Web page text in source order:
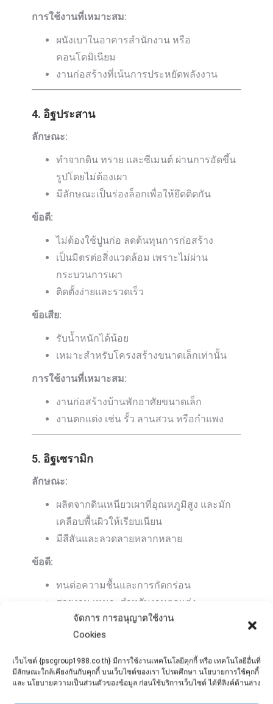
จัดการ การอนุญาตใช้งาน
Cookies
เว็บไซต์ {pscgroup1988.co.th} มีการใช้งานเทคโนโลยีคุกกี้ หรือ เทคโนโลยีอื่นที่
มีลักษณะใกล้เคียงกันกับคุกกี้ บนเว็บไซต์ของเรา โปรดศึกษา นโยบายการใช้คุกกี้
และ นโยบายความเป็นส่วนตัวของข้อมูล ก่อนใช้บริการเว็บไซต์ ได้ที่ลิงค์ด้านล่าง
การใช้งานที่เหมาะสม:
ผนังเบาในอาคารสำนักงาน หรือ
คอนโดมิเนียม
งานก่อสร้างที่เน้นการประหยัดพลังงาน
4. อิฐประสาน
ลักษณะ:
ทำจากดิน ทราย และซีเมนต์ ผ่านการอัดขึ้น
รูปโดยไม่ต้องเผา
มีลักษณะเป็นร่องล็อกเพื่อให้ยึดติดกัน
ข้อดี:
ไม่ต้องใช้ปูนก่อ ลดต้นทุนการก่อสร้าง
เป็นมิตรต่อสิ่งแวดล้อม เพราะไม่ผ่าน
กระบวนการเผา
ติดตั้งง่ายและรวดเร็ว
ข้อเสีย:
รับน้ำหนักได้น้อย
เหมาะสำหรับโครงสร้างขนาดเล็กเท่านั้น
การใช้งานที่เหมาะสม:
งานก่อสร้างบ้านพักอาศัยขนาดเล็ก
งานตกแต่ง เช่น รั้ว ลานสวน หรือกำแพง
5. อิฐเซรามิก
ลักษณะ:
ผลิตจากดินเหนียวเผาที่อุณหภูมิสูง และมัก
เคลือบพื้นผิวให้เรียบเนียน
มีสีสันและลวดลายหลากหลาย
ข้อดี:
ทนต่อความชื้นและการกัดกร่อน
สวยงาม เหมาะสำหรับงานตกแต่ง
ดูแลรักษาง่าย
ราคาสูง
ไม่เหมาะสำหรับงานโครงสร้างที่ต้องรับน้ำ